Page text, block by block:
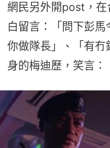
網民另外開post，
白留言：「問下彭馬
你做隊長」、「有冇
身的梅迪歷，笑言：